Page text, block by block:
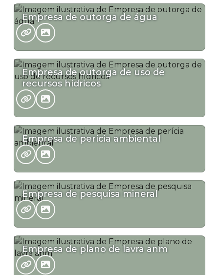
Empresa de outorga de água
Empresa de outorga de uso de
recursos hídricos
Empresa de perícia ambiental
Empresa de pesquisa mineral
Empresa de plano de lavra anm